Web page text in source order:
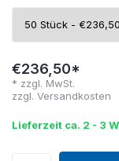
€236,50*
* zzgl. MwSt.
zzgl. Versandkosten
Lieferzeit ca. 2 - 3